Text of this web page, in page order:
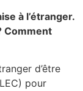
à l’étranger.
Comment
d’être
pour